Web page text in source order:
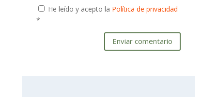
He leído y acepto la Política de privacidad
*
Enviar comentario